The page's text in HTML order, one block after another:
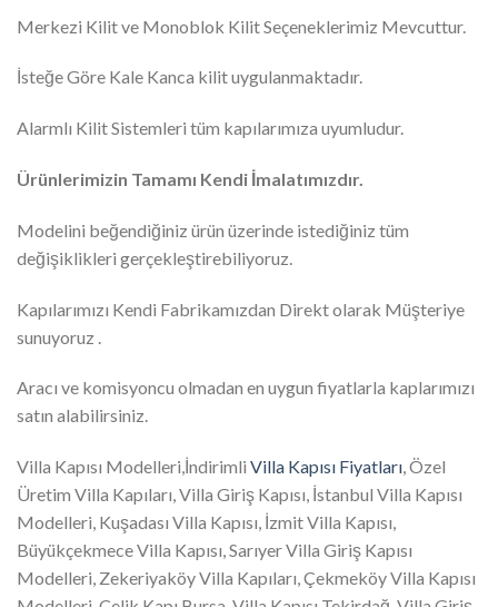
Merkezi Kilit ve Monoblok Kilit Seçeneklerimiz Mevcuttur.
İsteğe Göre Kale Kanca kilit uygulanmaktadır.
Alarmlı Kilit Sistemleri tüm kapılarımıza uyumludur.
Ürünlerimizin Tamamı Kendi İmalatımızdır.
Modelini beğendiğiniz ürün üzerinde istediğiniz tüm
değişiklikleri gerçekleştirebiliyoruz.
Kapılarımızı Kendi Fabrikamızdan Direkt olarak Müşteriye
sunuyoruz .
Aracı ve komisyoncu olmadan en uygun fiyatlarla kaplarımızı
satın alabilirsiniz.
Villa Kapısı Modelleri,İndirimli Villa Kapısı Fiyatları, Özel
Üretim Villa Kapıları, Villa Giriş Kapısı, İstanbul Villa Kapısı
Modelleri, Kuşadası Villa Kapısı, İzmit Villa Kapısı,
Büyükçekmece Villa Kapısı, Sarıyer Villa Giriş Kapısı
Modelleri, Zekeriyaköy Villa Kapıları, Çekmeköy Villa Kapısı